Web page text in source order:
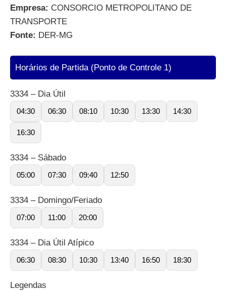
Empresa: CONSORCIO METROPOLITANO DE
TRANSPORTE
Fonte: DER-MG
Horários de Partida (Ponto de Controle 1)
3334 – Dia Útil
04:30 06:30 08:10 10:30 13:30 14:30
16:30
3334 – Sábado
05:00 07:30 09:40 12:50
3334 – Domingo/Feriado
07:00 11:00 20:00
3334 – Dia Útil Atípico
06:30 08:30 10:30 13:40 16:50 18:30
Legendas